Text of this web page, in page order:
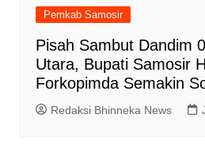
Pemkab Samosir
Pisah Sambut Dandim
Utara, Bupati Samosir
Forkopimda Semakin
Redaksi Bhinneka News